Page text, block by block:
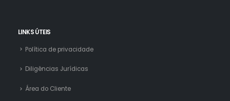
LINKS ÚTEIS
Política de privacidade
Diligências Jurídicas
Área do Cliente